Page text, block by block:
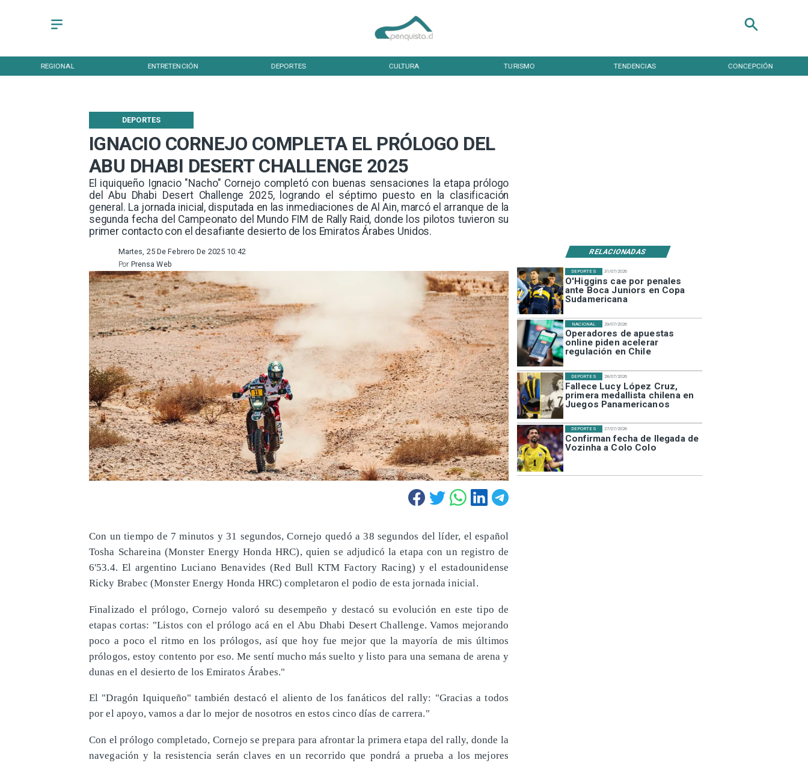
REGIONAL ENTRETENCIÓN DEPORTES CULTURA TURISMO TENDENCIAS CONCEPCIÓN
IGNACIO CORNEJO COMPLETA EL PRÓLOGO DEL
ABU DHABI DESERT CHALLENGE 2025
​El iquiqueño Ignacio "Nacho" Cornejo completó con buenas sensaciones la etapa prólogo
del Abu Dhabi Desert Challenge 2025, logrando el séptimo puesto en la clasificación
general. La jornada inicial, disputada en las inmediaciones de Al Ain, marcó el arranque de la
segunda fecha del Campeonato del Mundo FIM de Rally Raid, donde los pilotos tuvieron su
primer contacto con el desafiante desierto de los Emiratos Árabes Unidos.
DEPORTES
RELACIONADAS
Martes, 25 De Febrero De 2025 10:42
Prensa Web
Por
31/07/2026
O'Higgins cae por penales
ante Boca Juniors en Copa
Sudamericana
DEPORTES
29/07/2026
Operadores de apuestas
online piden acelerar
regulación en Chile
NACIONAL
28/07/2026
Fallece Lucy López Cruz,
primera medallista chilena en
Juegos Panamericanos
DEPORTES
27/07/2026
Confirman fecha de llegada de
Vozinha a Colo Colo
DEPORTES
​Con un tiempo de 7 minutos y 31 segundos, Cornejo quedó a 38 segundos del líder, el español
Tosha Schareina (Monster Energy Honda HRC), quien se adjudicó la etapa con un registro de
6'53.4. El argentino Luciano Benavides (Red Bull KTM Factory Racing) y el estadounidense
Ricky Brabec (Monster Energy Honda HRC) completaron el podio de esta jornada inicial.
Finalizado el prólogo, Cornejo valoró su desempeño y destacó su evolución en este tipo de
etapas cortas: "Listos con el prólogo acá en el Abu Dhabi Desert Challenge. Vamos mejorando
poco a poco el ritmo en los prólogos, así que hoy fue mejor que la mayoría de mis últimos
prólogos, estoy contento por eso. Me sentí mucho más suelto y listo para una semana de arena y
dunas en el desierto de los Emiratos Árabes."
El "Dragón Iquiqueño" también destacó el aliento de los fanáticos del rally: "Gracias a todos
por el apoyo, vamos a dar lo mejor de nosotros en estos cinco días de carrera."
Con el prólogo completado, Cornejo se prepara para afrontar la primera etapa del rally, donde la
navegación y la resistencia serán claves en un recorrido que pondrá a prueba a los mejores